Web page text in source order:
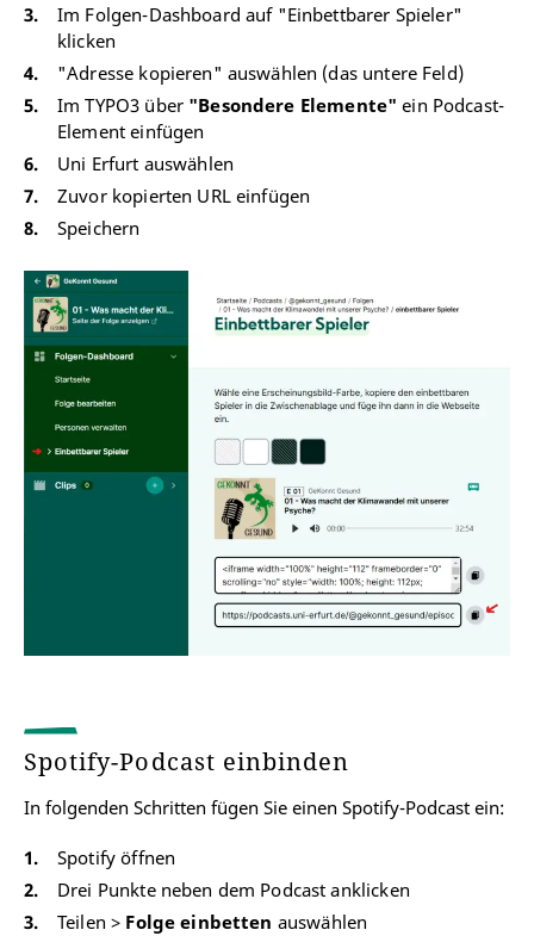
Im Folgen-Dashboard auf "Einbettbarer Spieler"
klicken
"Adresse kopieren" auswählen (das untere Feld)
Im TYPO3 über "Besondere Elemente" ein Podcast-
Element einfügen
Uni Erfurt auswählen
Zuvor kopierten URL einfügen
Speichern
Spotify-Podcast einbinden
In folgenden Schritten fügen Sie einen Spotify-Podcast ein:
Spotify öffnen
Drei Punkte neben dem Podcast anklicken
Teilen > Folge einbetten auswählen